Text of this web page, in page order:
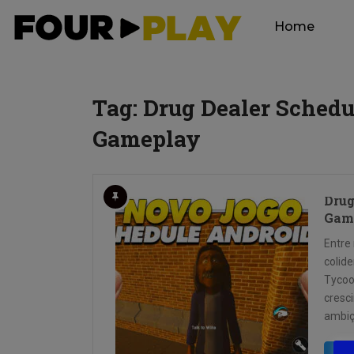
Home
Tag: Drug Dealer
Gameplay